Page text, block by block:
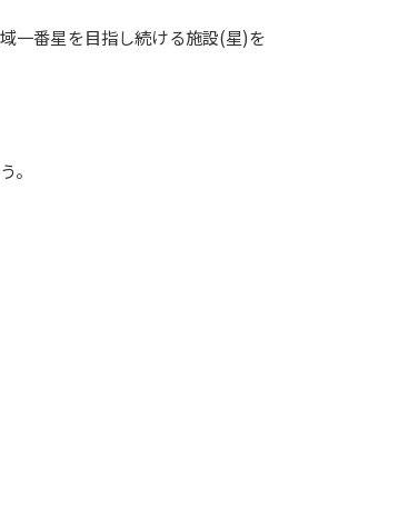
番星を目指し続ける施設(星)を
。